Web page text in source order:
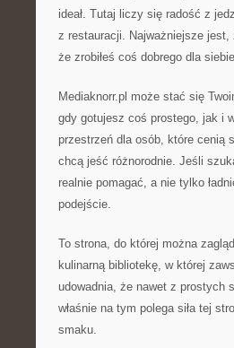
ideał. Tutaj liczy się radość z
z restauracji. Najważniejsze jest,
że zrobiłeś coś dobrego dla
Mediaknorr.pl może stać się
gdy gotujesz coś prostego, jak i
przestrzeń dla osób, które cenią
chcą jeść różnorodnie. Jeśli
realnie pomagać, a nie tylko
podejście.
To strona, do której można
kulinarną bibliotekę, w której
udowadnia, że nawet z prostych
właśnie na tym polega siła tej
smaku.